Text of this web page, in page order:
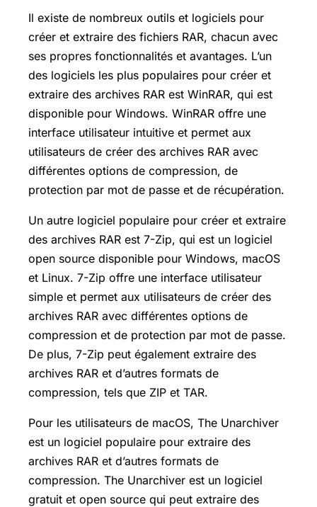
Il existe de nombreux outils et logiciels pour
créer et extraire des fichiers RAR, chacun avec
ses propres fonctionnalités et avantages. L’un
des logiciels les plus populaires pour créer et
extraire des archives RAR est WinRAR, qui est
disponible pour Windows. WinRAR offre une
interface utilisateur intuitive et permet aux
utilisateurs de créer des archives RAR avec
différentes options de compression, de
protection par mot de passe et de récupération.
Un autre logiciel populaire pour créer et extraire
des archives RAR est 7-Zip, qui est un logiciel
open source disponible pour Windows, macOS
et Linux. 7-Zip offre une interface utilisateur
simple et permet aux utilisateurs de créer des
archives RAR avec différentes options de
compression et de protection par mot de passe.
De plus, 7-Zip peut également extraire des
archives RAR et d’autres formats de
compression, tels que ZIP et TAR.
Pour les utilisateurs de macOS, The Unarchiver
est un logiciel populaire pour extraire des
archives RAR et d’autres formats de
compression. The Unarchiver est un logiciel
gratuit et open source qui peut extraire des